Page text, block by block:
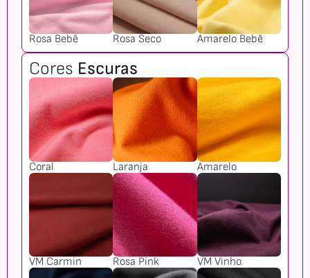
Rosa Bebê Rosa Seco Amarelo Bebê
Cores Escuras
Coral Laranja Amarelo
VM Carmin Rosa Pink VM Vinho